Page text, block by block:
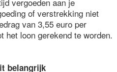
of verstrekking niet
van 3,55 euro per
het loon gerekend te worden.
belangrijk